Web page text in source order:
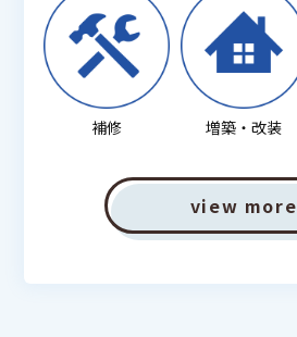
補修 増築・改装
view more